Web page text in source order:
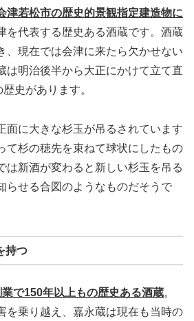
津若松市の歴史的景観指定建造物に
を代表する歴史ある酒蔵です。酒蔵
、現在では会津に来たら欠かせない
は明治後半から大正にかけて立て直
史があります。
面に大きな杉玉が吊るされています
て杉の穂先を束ねて球状にしたもの
は新酒が変わると新しい杉玉を吊る
らせる合図のようなものだそうで
持つ
で150年以上もの歴史ある酒蔵。
を乗り越え、嘉永蔵は現在も当時の